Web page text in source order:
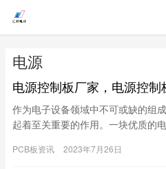
电源
电源控制板厂家，电源控制
作为电子设备领域中不可或缺的组
起着至关重要的作用。一块优质的
和专业…
PCB板资讯 2023年7月26日